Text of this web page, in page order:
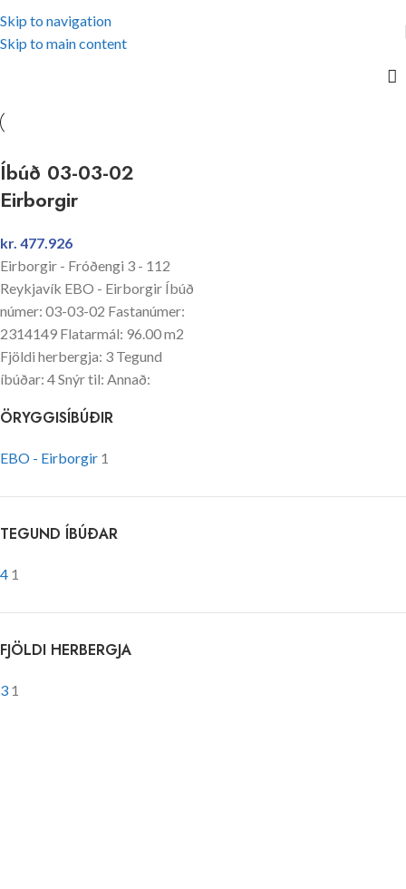
Skip to navigation
Skip to main content
ÖRYGGISÍBÚÐIR
EBO - Eirborgir 1
TEGUND ÍBÚÐAR
4 1
FJÖLDI HERBERGJA
3 1
Íbúð 03-03-02
Eirborgir
kr. 477.926
Eirborgir - Fróðengi 3 - 112
Reykjavík EBO - Eirborgir Íbúð
númer: 03-03-02 Fastanúmer:
2314149 Flatarmál: 96.00 m2
Fjöldi herbergja: 3 Tegund
íbúðar: 4 Snýr til: Annað: